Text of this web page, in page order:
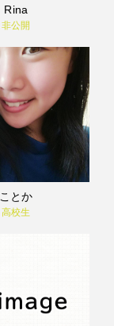
Rina
非公開
ことか
高校生